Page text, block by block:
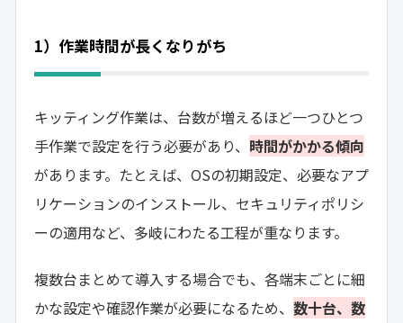
1）作業時間が長くなりがち
キッティング作業は、台数が増えるほど一つひとつ
手作業で設定を行う必要があり、 時間がかかる傾向
があります。たとえば、OSの初期設定、必要なアプ
リケーションのインストール、セキュリティポリシ
ーの適用など、多岐にわたる工程が重なります。
複数台まとめて導入する場合でも、各端末ごとに細
かな設定や確認作業が必要になるため、 数十台、数